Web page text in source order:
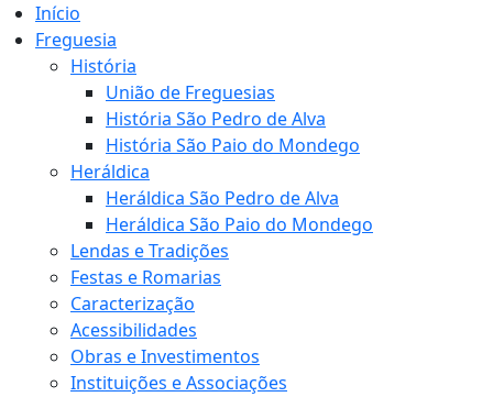
Início
Freguesia
História
União de Freguesias
História São Pedro de Alva
História São Paio do Mondego
Heráldica
Heráldica São Pedro de Alva
Heráldica São Paio do Mondego
Lendas e Tradições
Festas e Romarias
Caracterização
Acessibilidades
Obras e Investimentos
Instituições e Associações